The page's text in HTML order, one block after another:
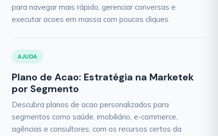
para navegar mais rápido, gerenciar conversas e
executar acoes em massa com poucos cliques.
AJUDA
Plano de Acao: Estratégia na Marketek
por Segmento
Descubra planos de acao personalizados para
segmentos como saúde, imobiliário, e-commerce,
agências e consultores, com os recursos certos da